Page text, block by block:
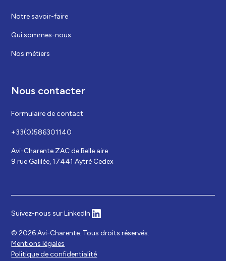
Notre savoir-faire
Qui sommes-nous
Nos métiers
Nous contacter
Formulaire de contact
+33(0)586301140
Avi-Charente ZAC de Belle aire
9 rue Galilée, 17441 Aytré Cedex
©2026Avi-Charente. Tous droits réservés.
Mentions légales
Politique de confidentialité
Suivez-nous sur LinkedIn